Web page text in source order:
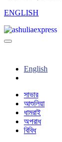
ENGLISH
English
সাভার
আশুলিয়া
ধামরাই
অপরাধ
বিবিধ